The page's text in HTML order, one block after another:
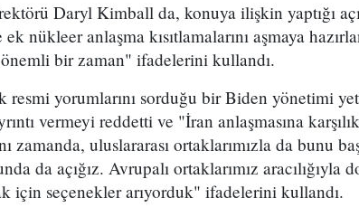
Daryl Kimball da, konuya ilişkin yaptığı
nükleer anlaşma kısıtlamalarını aşmaya
bir zaman" ifadelerini kullandı.
yorumlarını sorduğu bir Biden yönetimi
vermeyi reddetti ve "İran anlaşmasına
uluslararası ortaklarımızla da bunu
da açığız. Avrupalı ortaklarımız aracılığıyla
için seçenekler arıyorduk" ifadelerini kullandı.